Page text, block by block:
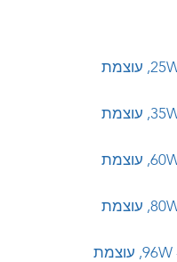
קוטר 30 ס"מ: הספק- 25W, עוצמת
קוטר 40 ס"מ: הספק- 35W, עוצמת
קוטר 60 ס"מ: הספק- 60W, עוצמת
קוטר 80 ס"מ: הספק- 80W, עוצמת
קוטר 100 ס"מ: הספק- 96W, עוצמת